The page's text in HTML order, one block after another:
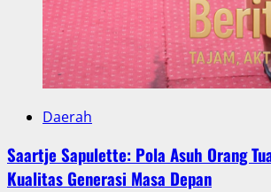
Daerah
Saartje Sapulette: Pola Asuh Orang
Kualitas Generasi Masa Depan